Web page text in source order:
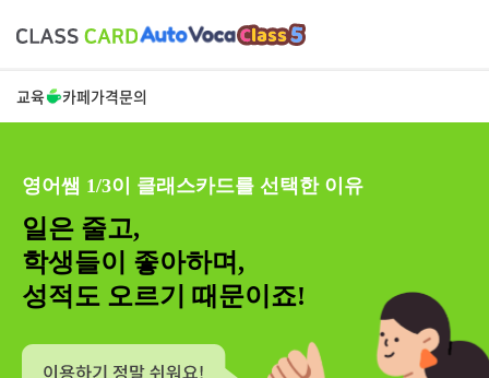
교육 카페가격문의
영어쌤 1/3이 클래스카드를 선택한 이유
일은 줄고,
학생들이 좋아하며,
성적도 오르기 때문이죠!